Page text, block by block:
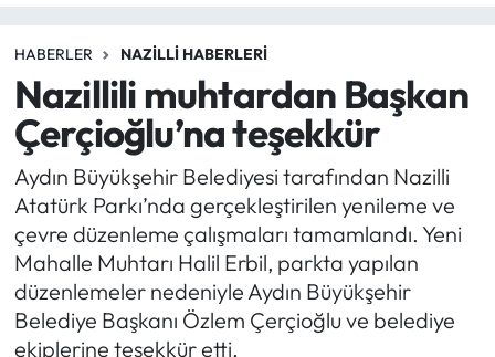
HABERLER NAZILLI HABERLERI
Nazillili muhtardan Başkan
Çerçioğlu’na teşekkür
Aydın Büyükşehir Belediyesi tarafından Nazilli
Atatürk Parkı’nda gerçekleştirilen yenileme ve
çevre düzenleme çalışmaları tamamlandı. Yeni
Mahalle Muhtarı Halil Erbil, parkta yapılan
düzenlemeler nedeniyle Aydın Büyükşehir
Belediye Başkanı Özlem Çerçioğlu ve belediye
ekiplerine teşekkür etti.
EĞİTİM
EKONOMİ
GÜNCEL
GÜNDEM
MAGAZİN
SAĞLIK
Süper Lig Puan Durumu ve Fikstür
Tüm Manşetler
Son Dakika Haberleri
Haber Arşivi